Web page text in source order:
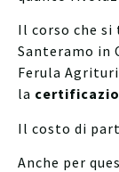
Il corso che si
Santeramo in
Ferula
la
Il costo di
Anche per